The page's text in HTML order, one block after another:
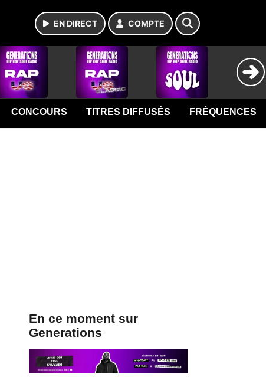
EN DIRECT COMPTE
CONCOURS TITRES DIFFUSÉS FRÉQUENCES
En ce moment sur
Generations